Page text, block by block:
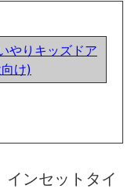
やりキッズドア
け)
ンセットタイ